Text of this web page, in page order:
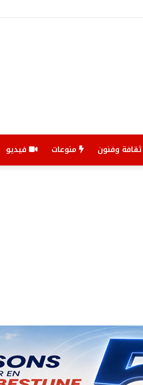
ثقافة وفنون منوعات فيديو